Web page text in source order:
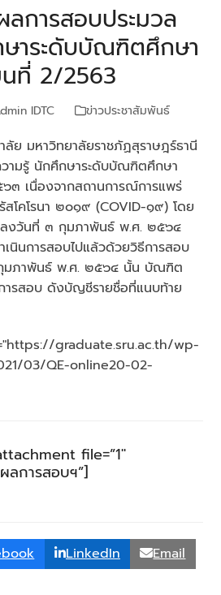
ลการสอบประมวล
าระดับบัณฑิตศึกษา
นที่ 2/2563
IDTC ข่าวประชาสัมพันธ์
ย มหาวิทยาลัยราชภัฏสุราษฎร์ธานี
วามรู้ นักศึกษาระดับบัณฑิตศึกษา
๓ เนื่องจากสถานการณ์การแพร่
สโคโรนา ๒๐๑๙ (COVID-๑๙) โดย
งวันที่ ๓ กุมภาพันธ์ พ.ศ. ๒๕๖๔
นินการสอบไปแล้วด้วยวิธีการสอบ
มภาพันธ์ พ.ศ. ๒๕๖๔ นั้น บัณฑิต
ารสอบ ดังบัญชีรายชื่อที่แนบท้าย
graduate.sru.ac.th/wp-
03/QE-online20-02-
file=”1″
ลการสอบฯ”]
LinkedIn Email